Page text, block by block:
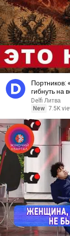
Портников:
гибнуть на
Delfi Литва
New 7.5K